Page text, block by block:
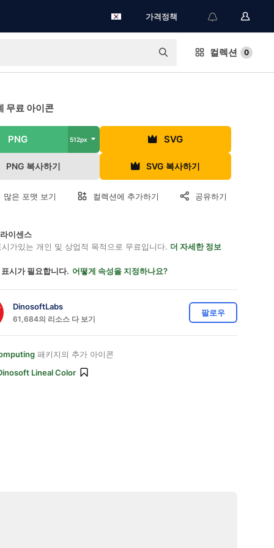
가격정책
컬렉션 0
무료 아이콘
PNG 512px SVG
PNG 복사하기 SVG 복사하기
많은 포맷 보기 컬렉션에 추가하기 공유하기
이센스
가있는 개인 및 상업적 목적으로 무료입니다. 더 자세한 정보
시가 필요합니다. 어떻게 속성을 지정하나요?
DinosoftLabs
61,684의 리소스 다 보기
팔로우
패키지의 추가 아이콘
Lineal Color